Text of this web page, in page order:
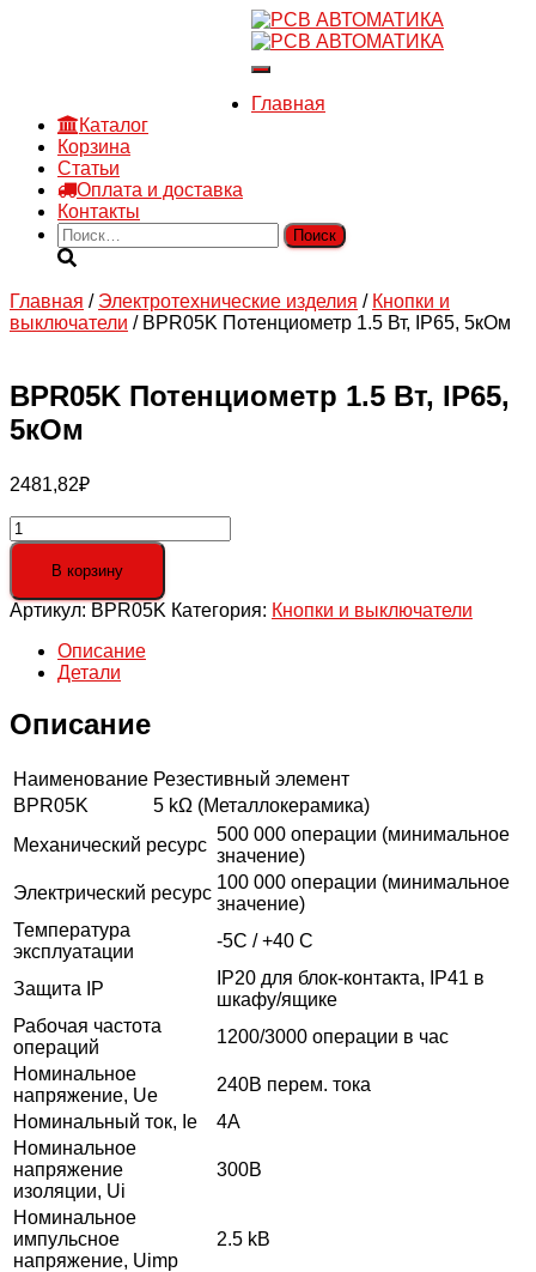
Войти
Переключить
навигацию
Главная
Каталог
Корзина
Статьи
Оплата и доставка
Контакты
Найти:
Главная / Электротехнические изделия / Кнопки и
выключатели / BPR05K Потенциометр 1.5 Вт, IP65, 5кОм
BPR05K Потенциометр 1.5 Вт, IP65,
5кОм
2481,82₽
Количество
товара
BPR05K
Потенциометр
1.5
IP65,
5кОм
В корзину
Артикул: BPR05K Категория: Кнопки и выключатели
Описание
Детали
Описание
Наименование Резестивный элемент
BPR05K
5 kΩ (Металлокерамика)
Механический ресурс
500 000 операции (минимальное
значение)
Электрический ресурс
100 000 операции (минимальное
значение)
Температура
эксплуатации
-5C / +40 C
Защита IP
IP20 для блок-контакта, IP41 в
шкафу/ящике
Рабочая частота
операций
1200/3000 операции в час
Номинальное
напряжение, Ue
240В перем. тока
Номинальный ток, Ie
4A
Номинальное
напряжение
изоляции, Ui
300В
Номинальное
импульсное
напряжение, Uimp
2.5 kB